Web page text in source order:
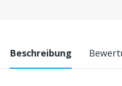
Beschreibung